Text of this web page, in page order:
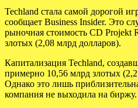
Techland стала самой дорогой
сообщает Business Insider. Это
рыночная стоимость CD Projekt
злотых (2,08 млрд долларов).
Капитализация Techland,
примерно 10,56 млрд злотых
Однако это лишь
компания не выходила на биржу.